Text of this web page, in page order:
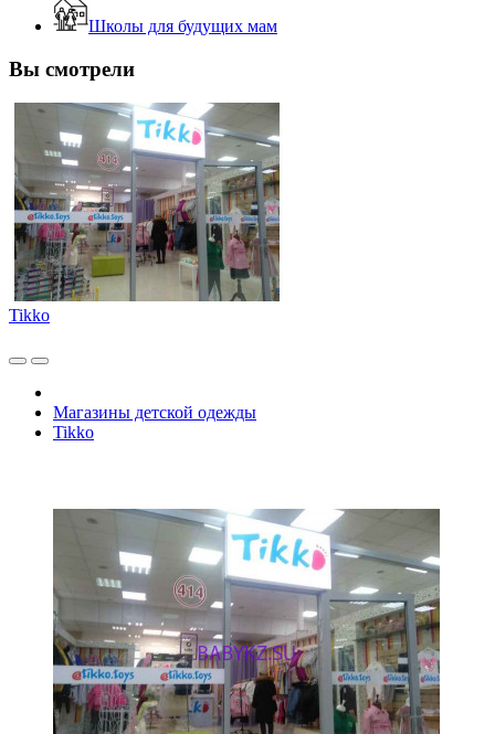
Школы для будущих мам
Вы смотрели
Tikko
Магазины детской одежды
Tikko